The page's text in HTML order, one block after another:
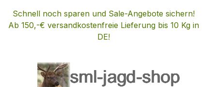
Zum Hauptinhalt springen
Schnell noch sparen und Sale-Angebote sichern!
Ab 150,-€ versandkostenfreie Lieferung bis 10 Kg in
DE!